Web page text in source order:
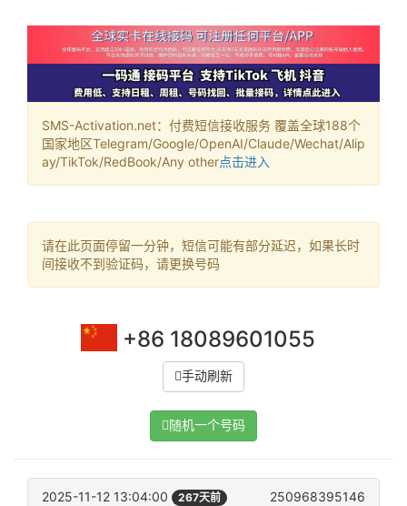
SMS-Activation.net：付费短信接收服务 覆盖全球188个
国家地区Telegram/Google/OpenAI/Claude/Wechat/Alip
ay/TikTok/RedBook/Any other点击进入
请在此页面停留一分钟，短信可能有部分延迟，如果长时
间接收不到验证码，请更换号码
+86 18089601055
手动刷新
随机一个号码
2025-11-12 13:04:00 267天前 250968395146